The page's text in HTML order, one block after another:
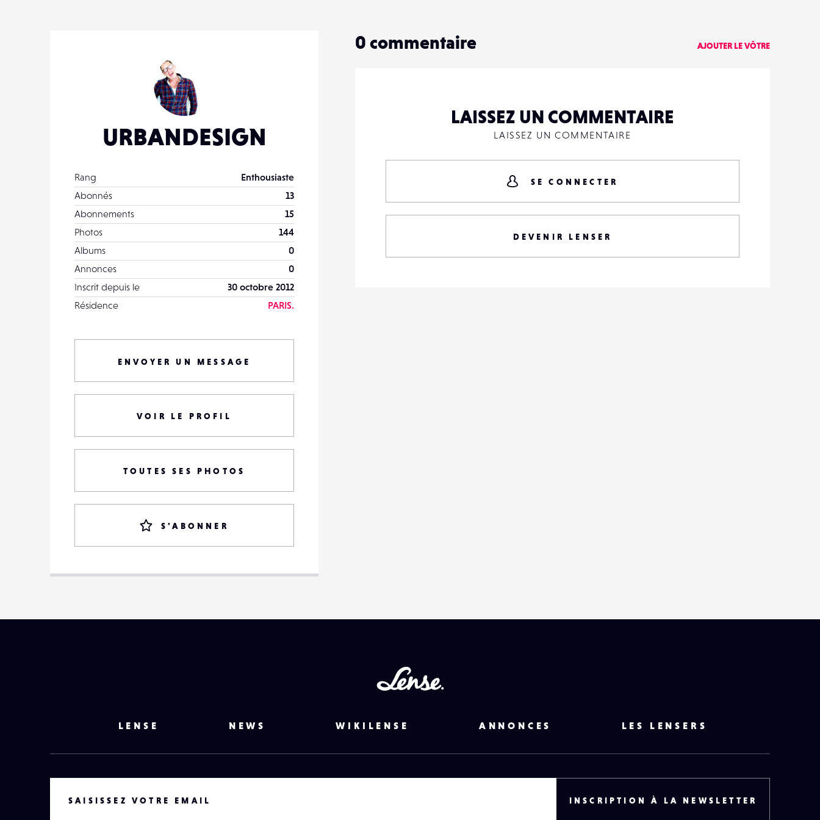
URBANDESIGN
Rang
Enthousiaste
Abonnés
13
Abonnements
15
Photos
144
Albums
0
Annonces
0
Inscrit depuis le
30 octobre 2012
Résidence
PARIS.
ENVOYER UN MESSAGE
VOIR LE PROFIL
TOUTES SES PHOTOS
S'ABONNER
0 commentaire AJOUTER LE VÔTRE
LAISSEZ UN COMMENTAIRE
LAISSEZ UN COMMENTAIRE
SE CONNECTER
DEVENIR LENSER
LENSE NEWS WIKILENSE ANNONCES LES LENSERS
SAISISSEZ VOTRE EMAIL INSCRIPTION À LA NEWSLETTER